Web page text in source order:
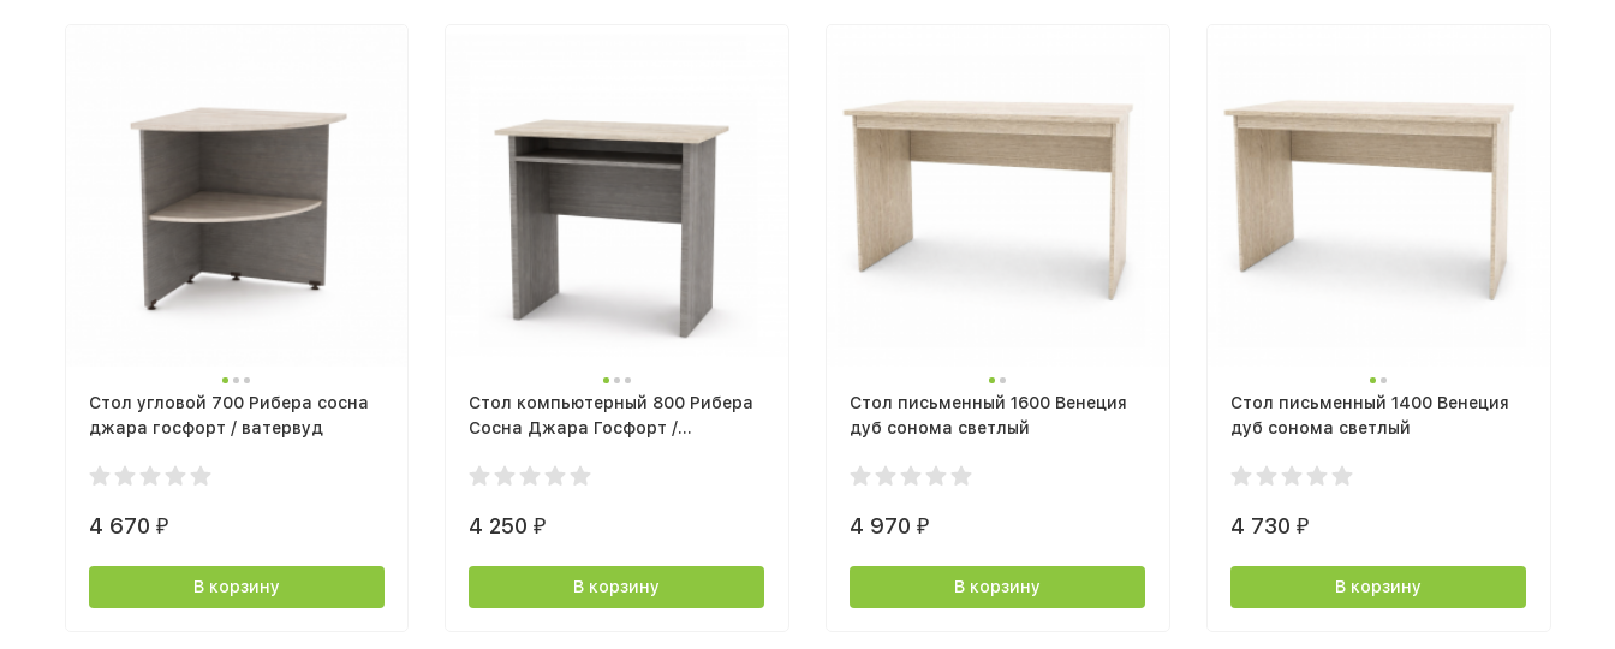
Стол угловой 700 Рибера сосна
джара госфорт / ватервуд
4 670 ₽
В корзину
Стол компьютерный 800 Рибера
Сосна Джара Госфорт /
4 250₽
В корзину
Стол письменный 1600 Венеция
дуб сонома светлый
4 970 ₽
В корзину
Стол письменный 1400 Венеция
дуб сонома светлый
4 730 ₽
В корзину